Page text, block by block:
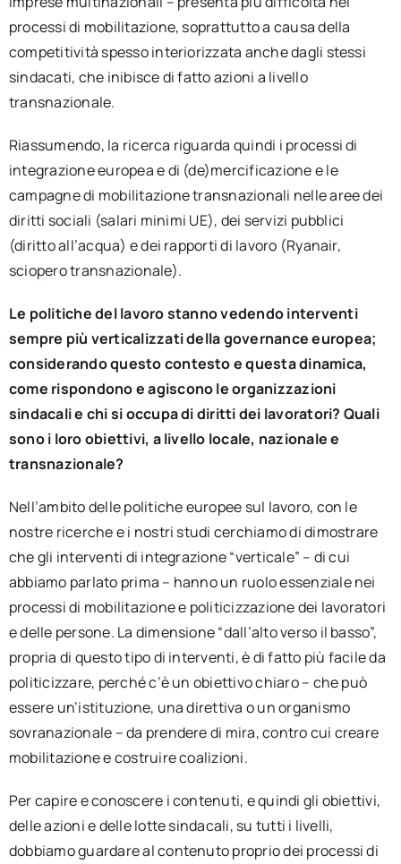
processi di mobilitazione, soprattutto a causa della
competitività spesso interiorizzata anche dagli stessi
sindacati, che inibisce di fatto azioni a livello
transnazionale.
Riassumendo, la ricerca riguarda quindi i processi di
integrazione europea e di (de)mercificazione e le
campagne di mobilitazione transnazionali nelle aree dei
diritti sociali (salari minimi UE), dei servizi pubblici
(diritto all’acqua) e dei rapporti di lavoro (Ryanair,
sciopero transnazionale).
Le politiche del lavoro stanno vedendo interventi
sempre più verticalizzati della governance europea;
considerando questo contesto e questa dinamica,
come rispondono e agiscono le organizzazioni
sindacali e chi si occupa di diritti dei lavoratori? Quali
sono i loro obiettivi, a livello locale, nazionale e
transnazionale?
Nell’ambito delle politiche europee sul lavoro, con le
nostre ricerche e i nostri studi cerchiamo di dimostrare
che gli interventi di integrazione “verticale” – di cui
abbiamo parlato prima – hanno un ruolo essenziale nei
processi di mobilitazione e politicizzazione dei lavoratori
e delle persone. La dimensione “dall’alto verso il basso”,
propria di questo tipo di interventi, è di fatto più facile da
politicizzare, perché c’è un obiettivo chiaro – che può
essere un’istituzione, una direttiva o un organismo
sovranazionale – da prendere di mira, contro cui creare
mobilitazione e costruire coalizioni.
Per capire e conoscere i contenuti, e quindi gli obiettivi,
delle azioni e delle lotte sindacali, su tutti i livelli,
dobbiamo guardare al contenuto proprio dei processi di